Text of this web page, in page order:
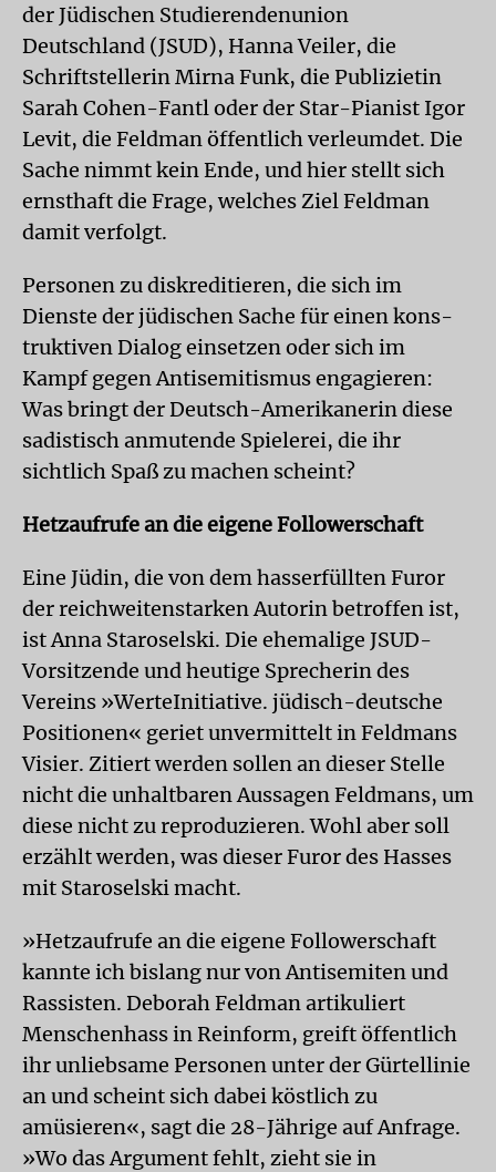
der Jüdischen Studierendenunion
Deutschland (JSUD), Hanna Veiler, die
Schriftstellerin Mirna Funk, die Publizietin
Sarah Cohen-Fantl oder der Star-Pianist Igor
Levit, die Feldman öffentlich verleumdet. Die
Sache nimmt kein Ende, und hier stellt sich
ernsthaft die Frage, welches Ziel Feldman
damit verfolgt.
Personen zu diskreditieren, die sich im
Dienste der jüdischen Sache für einen kons­
truktiven Dialog einsetzen oder sich im
Kampf gegen Antisemitismus engagieren:
Was bringt der Deutsch-Amerikanerin diese
sadistisch anmutende Spielerei, die ihr
sichtlich Spaß zu machen scheint?
Hetzaufrufe an die eigene Followerschaft
Eine Jüdin, die von dem hasserfüllten Furor
der reichweitenstarken Autorin betroffen ist,
ist Anna Staroselski. Die ehemalige JSUD-
Vorsitzende und heutige Sprecherin des
Vereins »WerteInitiative. jüdisch-deutsche
Positionen« geriet unvermittelt in Feldmans
Visier. Zitiert werden sollen an dieser Stelle
nicht die unhaltbaren Aussagen Feldmans, um
diese nicht zu reproduzieren. Wohl aber soll
erzählt werden, was dieser Furor des Hasses
mit Staroselski macht.
»Hetzaufrufe an die eigene Followerschaft
kannte ich bislang nur von Antisemiten und
Rassisten. Deborah Feldman artikuliert
Menschenhass in Reinform, greift öffentlich
ihr unliebsame Personen unter der Gürtellinie
an und scheint sich dabei köstlich zu
amüsieren«, sagt die 28-Jährige auf Anfrage.
»Wo das Argument fehlt, zieht sie in